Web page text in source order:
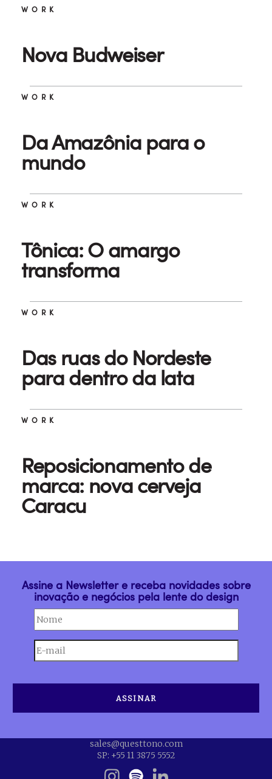
WORK
Nova Budweiser
WORK
Da Amazônia para o
mundo
WORK
Tônica: O amargo
transforma
WORK
Das ruas do Nordeste
para dentro da lata
WORK
Reposicionamento de
marca: nova cerveja
Caracu
Assine a Newsletter e receba novidades sobre
inovação e negócios pela lente do design
sales@questtono.com
SP: +55 11 3875 5552